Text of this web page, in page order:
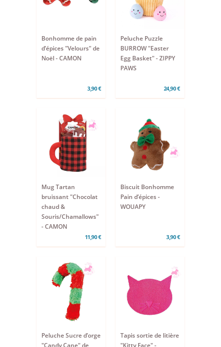
Bonhomme de pain
d’épices "Velours" de
Noël - CAMON
3,90 €
Peluche Puzzle
BURROW "Easter
Egg Basket" - ZIPPY
PAWS
24,90 €
Mug Tartan
bruissant "Chocolat
chaud &
Souris/Chamallows"
- CAMON
11,90 €
Biscuit Bonhomme
Pain d’épices -
WOUAPY
3,90 €
Peluche Sucre d’orge
"Candy Cane" de
Tapis sortie de litière
"Kitty Face" -